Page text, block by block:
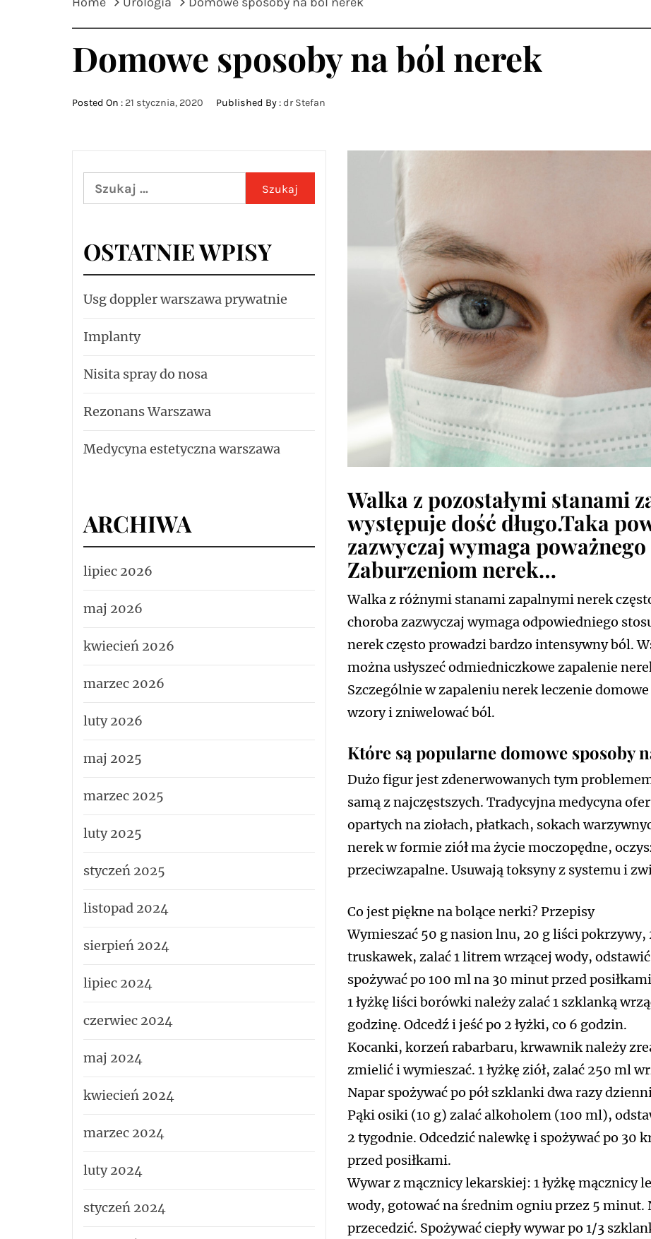
Domowe sposoby na ból nerek
Posted On : 21 stycznia, 2020 Published By :dr Stefan
Walka z pozostałymi stanami
występuje dość długo.Taka
zazwyczaj wymaga
Zaburzeniom nerek…
Walka z różnymi stanami zapalnymi nerek
choroba zazwyczaj wymaga odpowiedniego
nerek często prowadzi bardzo intensywny ból.
można usłyszeć odmiedniczkowe zapalenie
Szczególnie w zapaleniu nerek leczenie
wzory i zniwelować ból.
Które są popularne domowe sposoby
Dużo figur jest zdenerwowanych tym
samą z najczęstszych. Tradycyjna medycyna
opartych na ziołach, płatkach, sokach
nerek w formie ziół ma życie moczopędne,
przeciwzapalne. Usuwają toksyny z systemu i
Co jest piękne na bolące nerki? Przepisy
Wymieszać 50 g nasion lnu, 20 g liści
truskawek, zalać 1 litrem wrzącej wody,
spożywać po 100 ml na 30 minut przed
1 łyżkę liści borówki należy zalać 1 szklanką
godzinę. Odcedź i jeść po 2 łyżki, co 6 godzin.
Kocanki, korzeń rabarbaru, krwawnik należy
zmielić i wymieszać. 1 łyżkę ziół, zalać 250 ml
Napar spożywać po pół szklanki dwa razy
Pąki osiki (10 g) zalać alkoholem (100 ml),
2 tygodnie. Odcedzić nalewkę i spożywać po 30
przed posiłkami.
Wywar z mącznicy lekarskiej: 1 łyżkę mącznicy
wody, gotować na średnim ogniu przez 5 minut.
przecedzić. Spożywać ciepły wywar po 1/3
Szukaj:
OSTATNIE WPISY
Usg doppler warszawa prywatnie
Implanty
Nisita spray do nosa
Rezonans Warszawa
Medycyna estetyczna warszawa
ARCHIWA
lipiec 2026
maj 2026
kwiecień 2026
marzec 2026
luty 2026
maj 2025
marzec 2025
luty 2025
styczeń 2025
listopad 2024
sierpień 2024
lipiec 2024
czerwiec 2024
maj 2024
kwiecień 2024
marzec 2024
luty 2024
styczeń 2024